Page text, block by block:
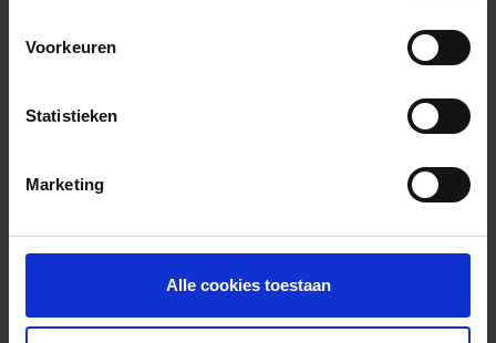
Voorkeuren
Statistieken
Marketing
Alle cookies toestaan
Foto’s ({{photos.length}})